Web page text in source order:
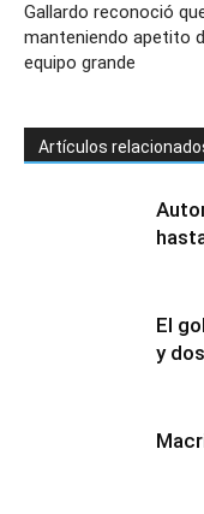
Gallardo reconoció
manteniendo apetito
equipo grande
Artículos
El
y